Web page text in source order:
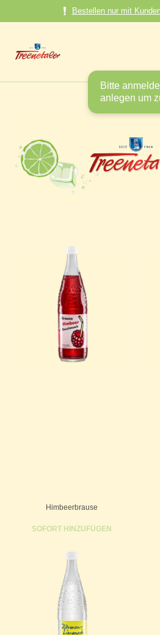
Bestellen nur mit
Bitte
anlegen um
Himbeerbrause
SOFORT HINZUFÜGEN